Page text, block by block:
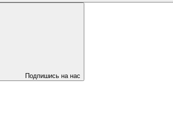
Подпишись на нас